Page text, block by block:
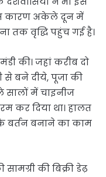
कारण अकेले दून में
तक वृद्धि पहुंच गई है।
की। जहां करीब दो
से बने दीये, पूजा की
सालों में चाइनीज
कर दिया था। हालत
बर्तन बनाने का काम
की बिक्री डेढ़